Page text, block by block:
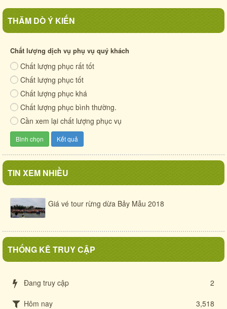
Xã Cẩm Thanh chung sức ươm mầm phần I
Cuộc sống quê xưa
Cẩm Thanh - mảnh đất anh hùng
THĂM DÒ Ý KIẾN
Chất lượng dịch vụ phụ vụ quý khách
Chất lượng phục rất tốt
Chất lượng phục tốt
Chất lượng phục khá
Chất lượng phục bình thường.
Cần xem lại chất lượng phục vụ
TIN XEM NHIỀU
Giá vé tour rừng dừa Bảy Mẫu 2018
THỐNG KÊ TRUY CẬP
Đang truy cập 2
Hôm nay
3,518